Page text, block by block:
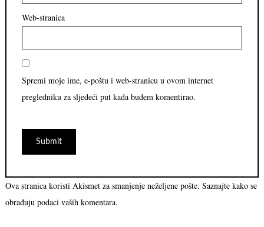
Web-stranica
Spremi moje ime, e-poštu i web-stranicu u ovom internet
pregledniku za sljedeći put kada budem komentirao.
Ova stranica koristi Akismet za smanjenje neželjene pošte. Saznajte kako se
obrađuju podaci vaših komentara.